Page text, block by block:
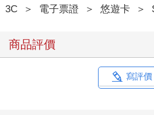
3C ＞ 電子票證 ＞ 悠遊卡 ＞
商品評價
寫評價